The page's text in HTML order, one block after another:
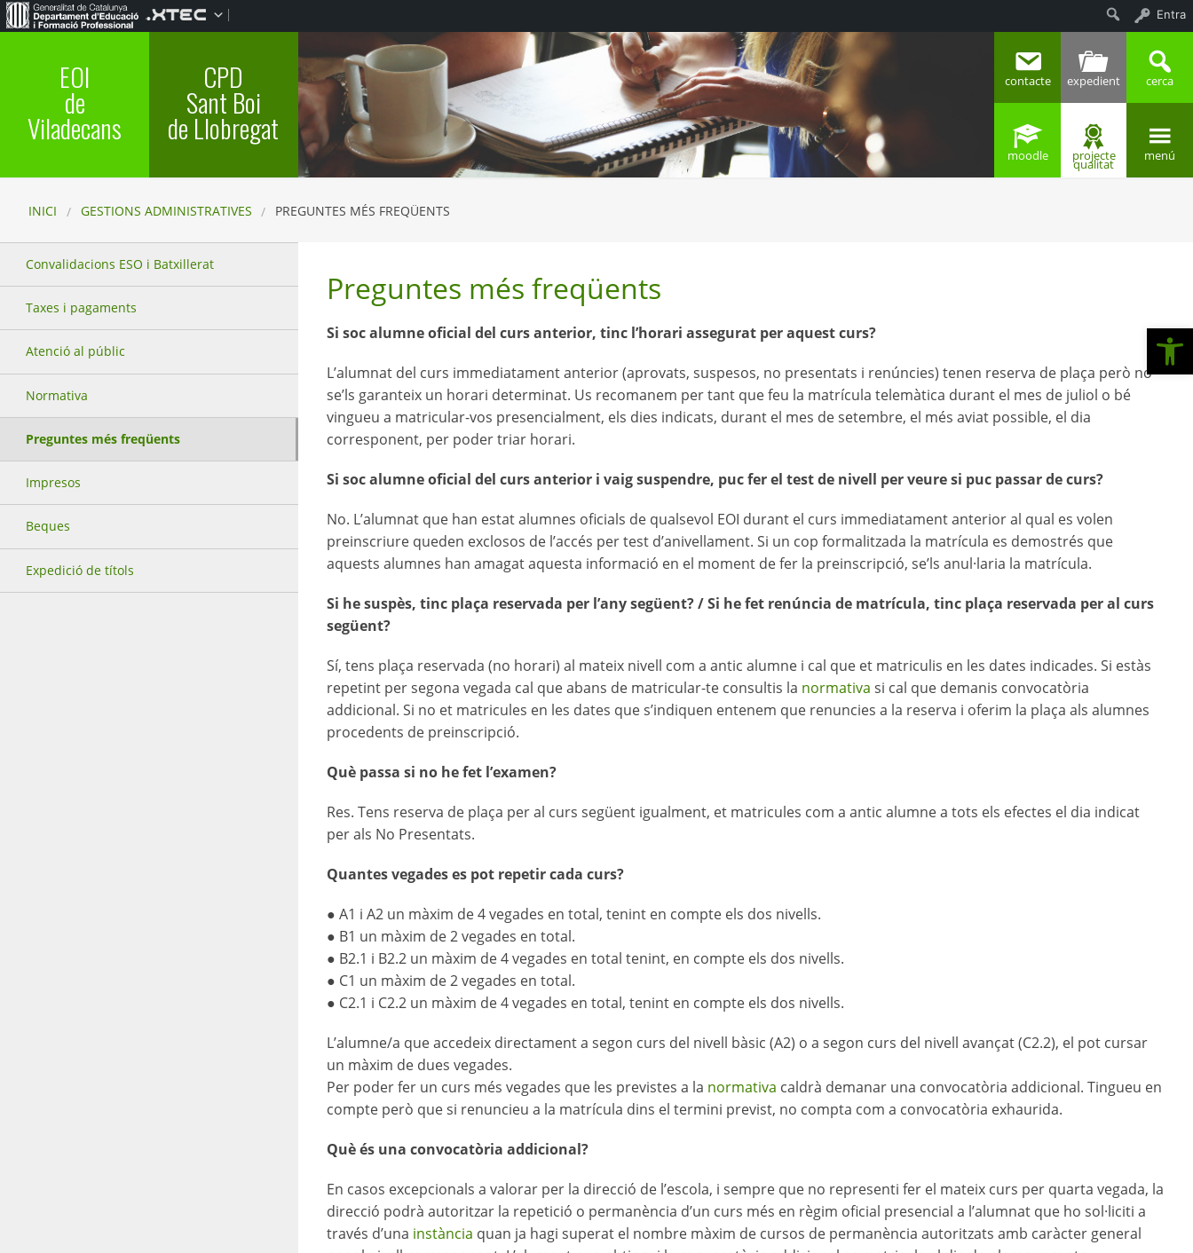
EOI
de
Viladecans
CPD
Sant Boi
de Llobregat
contacte expedient cerca
moodle projecte
qualitat
menú
INICI GESTIONS ADMINISTRATIVES PREGUNTES MÉS FREQÜENTS
Preguntes més freqüents
Si soc alumne oficial del curs anterior, tinc l’horari assegurat per aquest curs?
L’alumnat del curs immediatament anterior (aprovats, suspesos, no presentats i renúncies) tenen reserva de plaça però no
se’ls garanteix un horari determinat. Us recomanem per tant que feu la matrícula telemàtica durant el mes de juliol o bé
vingueu a matricular-vos presencialment, els dies indicats, durant el mes de setembre, el més aviat possible, el dia
corresponent, per poder triar horari.
Si soc alumne oficial del curs anterior i vaig suspendre, puc fer el test de nivell per veure si puc passar de curs?
No. L’alumnat que han estat alumnes oficials de qualsevol EOI durant el curs immediatament anterior al qual es volen
preinscriure queden exclosos de l’accés per test d’anivellament. Si un cop formalitzada la matrícula es demostrés que
aquests alumnes han amagat aquesta informació en el moment de fer la preinscripció, se’ls anul·laria la matrícula.
Si he suspès, tinc plaça reservada per l’any següent? / Si he fet renúncia de matrícula, tinc plaça reservada per al curs
següent?
Sí, tens plaça reservada (no horari) al mateix nivell com a antic alumne i cal que et matriculis en les dates indicades. Si estàs
repetint per segona vegada cal que abans de matricular-te consultis la normativa si cal que demanis convocatòria
addicional. Si no et matricules en les dates que s’indiquen entenem que renuncies a la reserva i oferim la plaça als alumnes
procedents de preinscripció.
Què passa si no he fet l’examen?
Res. Tens reserva de plaça per al curs següent igualment, et matricules com a antic alumne a tots els efectes el dia indicat
per als No Presentats.
Quantes vegades es pot repetir cada curs?
● A1 i A2 un màxim de 4 vegades en total, tenint en compte els dos nivells.
● B1 un màxim de 2 vegades en total.
● B2.1 i B2.2 un màxim de 4 vegades en total tenint, en compte els dos nivells.
● C1 un màxim de 2 vegades en total.
● C2.1 i C2.2 un màxim de 4 vegades en total, tenint en compte els dos nivells.
L’alumne/a que accedeix directament a segon curs del nivell bàsic (A2) o a segon curs del nivell avançat (C2.2), el pot cursar
un màxim de dues vegades.
Per poder fer un curs més vegades que les previstes a la normativa caldrà demanar una convocatòria addicional. Tingueu en
compte però que si renuncieu a la matrícula dins el termini previst, no compta com a convocatòria exhaurida.
Què és una convocatòria addicional?
En casos excepcionals a valorar per la direcció de l’escola, i sempre que no representi fer el mateix curs per quarta vegada, la
direcció podrà autoritzar la repetició o permanència d’un curs més en règim oficial presencial a l’alumnat que ho sol·liciti a
través d’una instància quan ja hagi superat el nombre màxim de cursos de permanència autoritzats amb caràcter general
Convalidacions ESO i Batxillerat
Taxes i pagaments
Atenció al públic
Normativa
Preguntes més freqüents
Impresos
Beques
Expedició de títols
Entra